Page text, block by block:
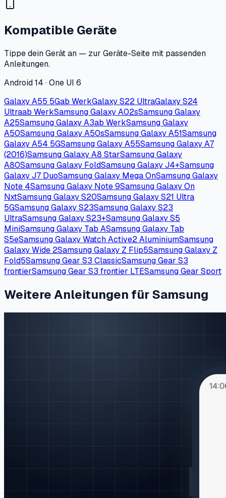
Kompatible Geräte
Tippe dein Gerät an — zur Geräte-Seite mit passenden
Anleitungen.
Android 14 · One UI 6
Galaxy A55 5Gab WerkGalaxy S22 UltraGalaxy S24
Ultraab WerkSamsung Galaxy A02sSamsung Galaxy
A25Samsung Galaxy A3ab WerkSamsung Galaxy
A50Samsung Galaxy A50sSamsung Galaxy A51Samsung
Galaxy A54 5GSamsung Galaxy A55Samsung Galaxy A7
(2016)Samsung Galaxy A8 StarSamsung Galaxy
A80Samsung Galaxy FoldSamsung Galaxy J4+Samsung
Galaxy J7 DuoSamsung Galaxy Mega OnSamsung Galaxy
Note 4Samsung Galaxy Note 9Samsung Galaxy On
NxtSamsung Galaxy S20Samsung Galaxy S21 Ultra
5GSamsung Galaxy S23Samsung Galaxy S23
UltraSamsung Galaxy S23+Samsung Galaxy S5
MiniSamsung Galaxy Tab ASamsung Galaxy Tab
S5eSamsung Galaxy Watch Active2 AluminiumSamsung
Galaxy Wide 2Samsung Galaxy Z Flip5Samsung Galaxy Z
Fold5Samsung Gear S3 ClassicSamsung Gear S3
frontierSamsung Gear S3 frontier LTESamsung Gear Sport
Weitere Anleitungen für Samsung